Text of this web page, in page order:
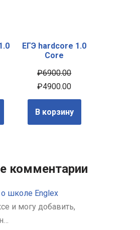
ЕГЭ hardcore 1.0
Core
₽6900.00
₽4900.00
В корзину
комментарии
школе Englex
и могу добавить,